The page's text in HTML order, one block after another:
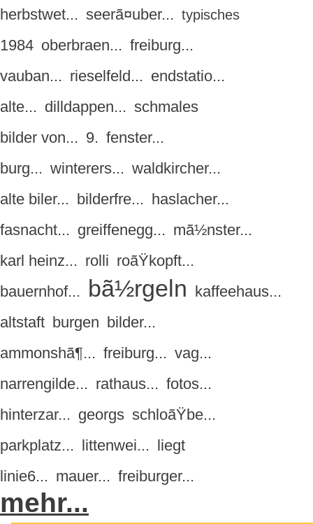
herbstwet... seerã¤uber... typisches
1984 oberbraen... freiburg...
vauban... rieselfeld... endstatio...
alte... dilldappen... schmales
bilder von... 9. fenster...
burg... winterers... waldkircher...
alte biler... bilderfre... haslacher...
fasnacht... greiffenegg... mã½nster...
karl heinz... rolli roãŸkopft...
bauernhof... bã½rgeln kaffeehaus...
altstaft burgen bilder...
ammonshã¶... freiburg... vag...
narrengilde... rathaus... fotos...
hinterzar... georgs schloãŸbe...
parkplatz... littenwei... liegt
linie6... mauer... freiburger...
mehr...